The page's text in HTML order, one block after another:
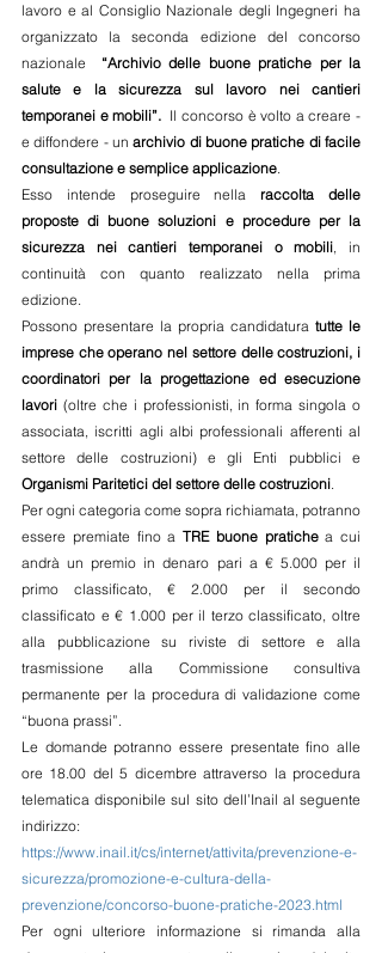
lavoro e al Consiglio Nazionale degli Ingegneri ha
organizzato la seconda edizione del concorso
nazionale “Archivio delle buone pratiche per la
salute e la sicurezza sul lavoro nei cantieri
temporanei e mobili”. Il concorso è volto a creare -
e diffondere - un archivio di buone pratiche di facile
consultazione e semplice applicazione.
Esso intende proseguire nella raccolta delle
proposte di buone soluzioni e procedure per la
sicurezza nei cantieri temporanei o mobili, in
continuità con quanto realizzato nella prima
edizione.
Possono presentare la propria candidatura tutte le
imprese che operano nel settore delle costruzioni, i
coordinatori per la progettazione ed esecuzione
lavori (oltre che i professionisti, in forma singola o
associata, iscritti agli albi professionali afferenti al
Organismi Paritetici del settore delle costruzioni.
Per ogni categoria come sopra richiamata, potranno
essere premiate fino a TRE buone pratiche a cui
andrà un premio in denaro pari a € 5.000 per il
primo classificato, € 2.000 per il secondo
classificato e € 1.000 per il terzo classificato, oltre
alla pubblicazione su riviste di settore e alla
trasmissione alla Commissione consultiva
permanente per la procedura di validazione come
“buona prassi”.
Le domande potranno essere presentate fino alle
ore 18.00 del 5 dicembre attraverso la procedura
telematica disponibile sul sito dell’Inail al seguente
https://www.inail.it/cs/internet/attivita/prevenzione-e-
sicurezza/promozione-e-cultura-della-
prevenzione/concorso-buone-pratiche-2023.html
Per ogni ulteriore informazione si rimanda alla